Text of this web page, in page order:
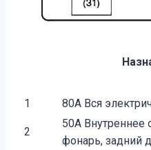
1 80A Вся
2
50A Внутреннее
фонарь, задний